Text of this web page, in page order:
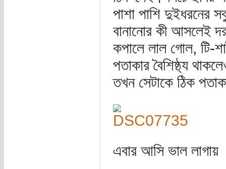
পাশা পাশি দুইধরনের
বানানোর কী আসলেই
কপালে লাল গোল, টি-
পতাকার বৈশিষ্ঠ্য
তখন সেটাকে ঠিক
এবার আসি ভাল লাগায়